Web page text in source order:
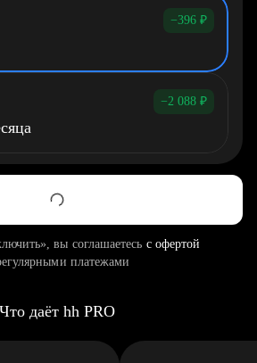
−396 ₽
−2 088 ₽
вы соглашаетесь с офертой
платежами
Что даёт hh PRO